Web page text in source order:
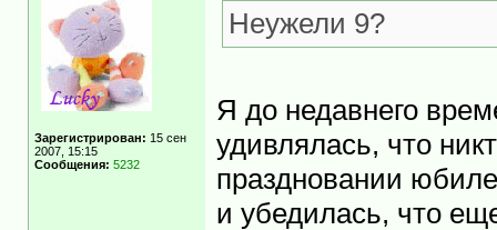
Зарегистрирован: 15 сен
2007, 15:15
Сообщения: 5232
Неужели 9?
Я до недавнего
удивлялась, что
праздновании
и убедилась, что